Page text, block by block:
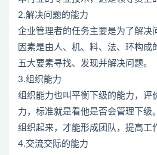
2.解决问题的能力
企业管理者的任务主要是为了解决
因素是由人、机、料、法、环构成
五大要素寻找、发现并解决问题。
3.组织能力
组织能力也叫平衡下级的能力，评
力，标准就是看他是否会管理下级
组织起来，才能形成团队，提高工
4.交流交际的能力